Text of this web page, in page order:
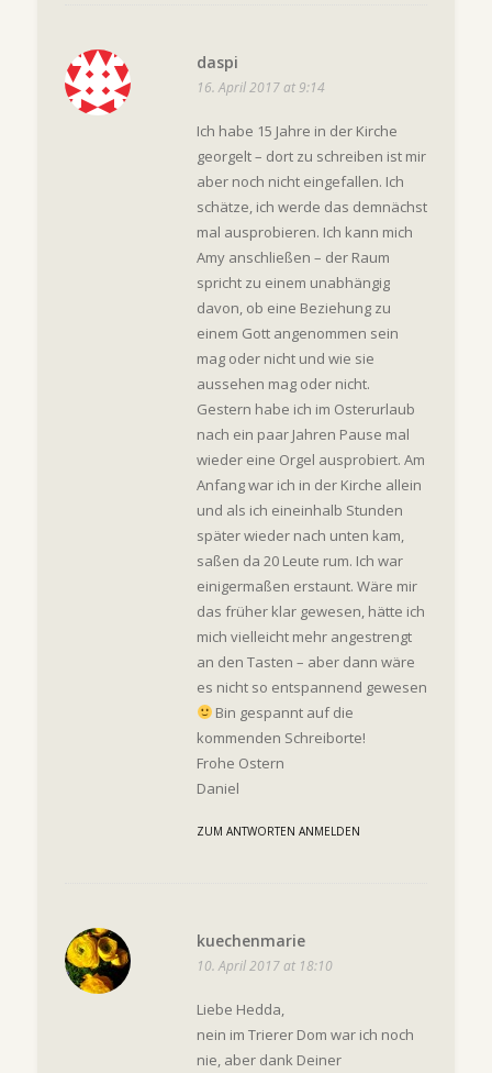
daspi
16. April 2017 at 9:14
Ich habe 15 Jahre in der Kirche
georgelt – dort zu schreiben ist mir
aber noch nicht eingefallen. Ich
schätze, ich werde das demnächst
mal ausprobieren. Ich kann mich
Amy anschließen – der Raum
spricht zu einem unabhängig
davon, ob eine Beziehung zu
einem Gott angenommen sein
mag oder nicht und wie sie
aussehen mag oder nicht.
Gestern habe ich im Osterurlaub
nach ein paar Jahren Pause mal
wieder eine Orgel ausprobiert. Am
Anfang war ich in der Kirche allein
und als ich eineinhalb Stunden
später wieder nach unten kam,
saßen da 20 Leute rum. Ich war
einigermaßen erstaunt. Wäre mir
das früher klar gewesen, hätte ich
mich vielleicht mehr angestrengt
an den Tasten – aber dann wäre
es nicht so entspannend gewesen
Bin gespannt auf die
kommenden Schreiborte!
Frohe Ostern
Daniel
ZUM ANTWORTEN ANMELDEN
kuechenmarie
10. April 2017 at 18:10
Liebe Hedda,
nein im Trierer Dom war ich noch
nie, aber dank Deiner